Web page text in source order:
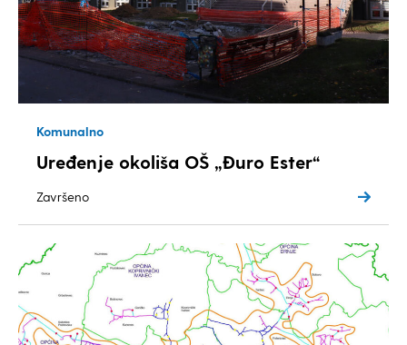
Komunalno
Uređenje okoliša OŠ „Đuro Ester“
Završeno